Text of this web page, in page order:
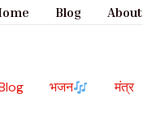
Blog About
भजन मंत्र